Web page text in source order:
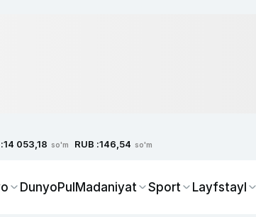
14 053,18 so'm RUB :146,54 so'm
DunyoPulMadaniyat Sport Layfstayl